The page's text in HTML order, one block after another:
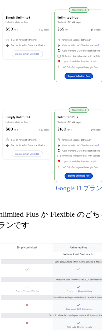
Google Fi プラン
Plus か Flexible のど
ンです